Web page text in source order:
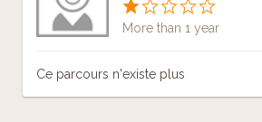
More than 1 year
Ce parcours n'existe plus